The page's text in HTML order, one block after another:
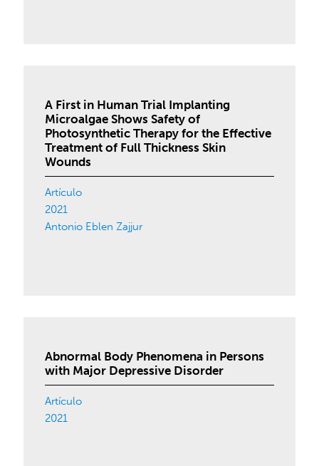
A First in Human Trial Implanting
Microalgae Shows Safety of
Photosynthetic Therapy for the Effective
Treatment of Full Thickness Skin
Wounds
Artículo
2021
Antonio Eblen Zajjur
Abnormal Body Phenomena in Persons
with Major Depressive Disorder
Artículo
2021